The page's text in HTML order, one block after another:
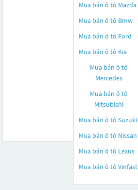
Mua bán ô tô Mazda
Mua bán ô tô Bmw
Mua bán ô tô Ford
Mua bán ô tô Kia
Mua bán ô tô
Mercedes
Mua bán ô tô
Mitsubishi
Mua bán ô tô Suzuki
Mua bán ô tô Nissan
Mua bán ô tô Lexus
Mua bán ô tô Vinfast